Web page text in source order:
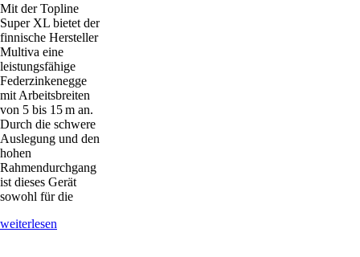
Mit der Topline
Super XL bietet der
finnische Hersteller
Multiva eine
leistungsfähige
Federzinkenegge
mit Arbeitsbreiten
von 5 bis 15 m an.
Durch die schwere
Auslegung und den
hohen
Rahmendurchgang
ist dieses Gerät
sowohl für die
weiterlesen